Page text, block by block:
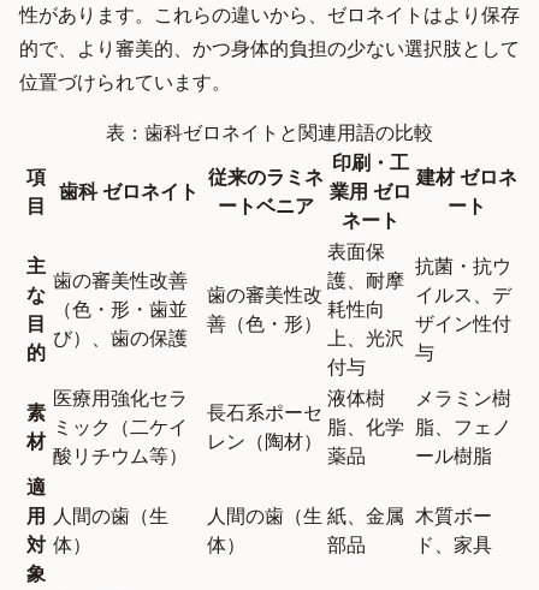
性があります。これらの違いから、ゼロネイトはより保存
的で、より審美的、かつ身体的負担の少ない選択肢として
位置づけられています。
表：歯科ゼロネイトと関連用語の比較
項
目
歯科 ゼロネイト
従来のラミネ
ートベニア
印刷・工
業用 ゼロ
ネート
建材 ゼロネ
ート
主
な
目
的
歯の審美性改善
（色・形・歯並
び）、歯の保護
歯の審美性改
善（色・形）
表面保
護、耐摩
耗性向
上、光沢
付与
抗菌・抗ウ
イルス、デ
ザイン性付
与
素
材
医療用強化セラ
ミック（二ケイ
酸リチウム等）
長石系ポーセ
レン（陶材）
液体樹
脂、化学
薬品
メラミン樹
脂、フェノ
ール樹脂
適
用
対
象
人間の歯（生
体）
人間の歯（生
体）
紙、金属
部品
木質ボー
ド、家具